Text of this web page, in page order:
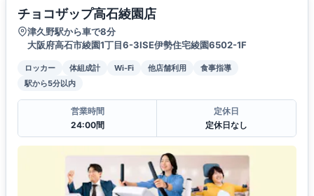
チョコザップ高石綾園店
津久野駅から車で8分
大阪府高石市綾園1丁目6-3ISE伊勢住宅綾園6502-1F
ロッカー 体組成計 Wi-Fi 他店舗利用
食事指導
駅から5分以内
営業時間
24:00間
定休日
定休日なし